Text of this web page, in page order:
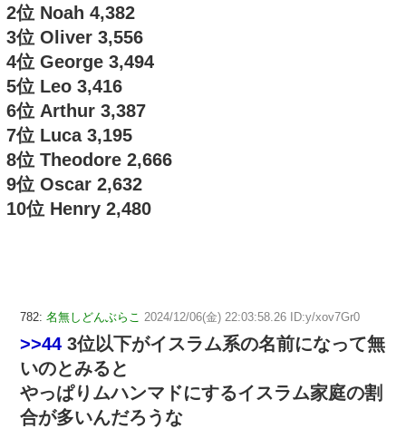
2位 Noah 4,382
3位 Oliver 3,556
4位 George 3,494
5位 Leo 3,416
6位 Arthur 3,387
7位 Luca 3,195
8位 Theodore 2,666
9位 Oscar 2,632
10位 Henry 2,480
782: 名無しどんぶらこ 2024/12/06(金) 22:03:58.26 ID:y/xov7Gr0
>>44 3位以下がイスラム系の名前になって無
いのとみると
やっぱりムハンマドにするイスラム家庭の割
合が多いんだろうな